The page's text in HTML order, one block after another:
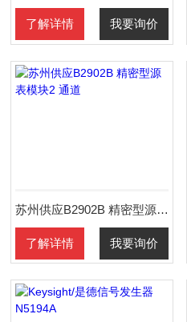
了解详情 我要询价
苏州供应B2902B 精密型源表模块2 通道
了解详情 我要询价